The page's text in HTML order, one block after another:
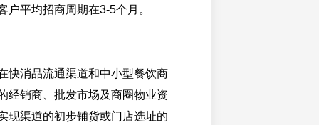
户平均招商周期在3-5个月。
快消品流通渠道和中小型餐饮商
经销商、批发市场及商圈物业资
现渠道的初步铺货或门店选址的